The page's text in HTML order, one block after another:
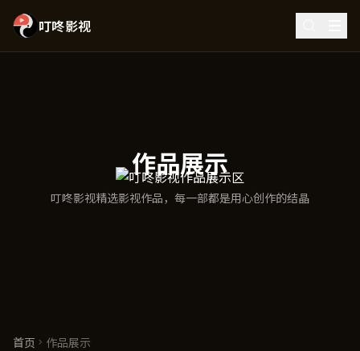
叮咚影视
作品展示
叮咚影视精选影视作品，每一部都是用心创作的结晶
首页 作品展示